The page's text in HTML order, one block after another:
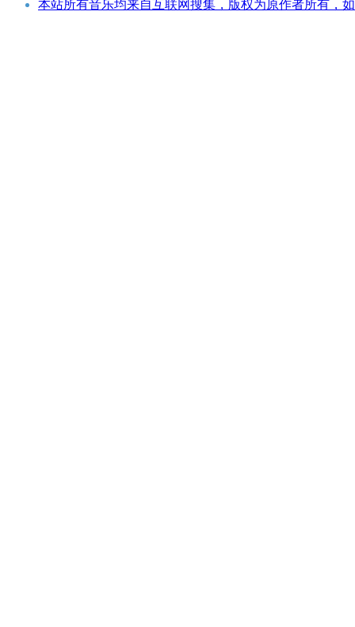
本站所有音乐均来自互联网搜集，版权为原作者所有，